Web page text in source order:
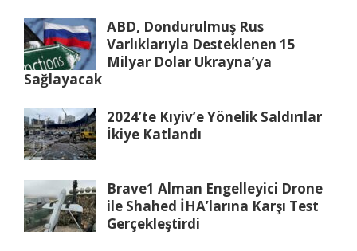
ABD, Dondurulmuş Rus
Varlıklarıyla Desteklenen 15
Milyar Dolar Ukrayna’ya
Sağlayacak
2024’te Kıyiv’e Yönelik Saldırılar
İkiye Katlandı
Brave1 Alman Engelleyici Drone
ile Shahed İHA’larına Karşı Test
Gerçekleştirdi